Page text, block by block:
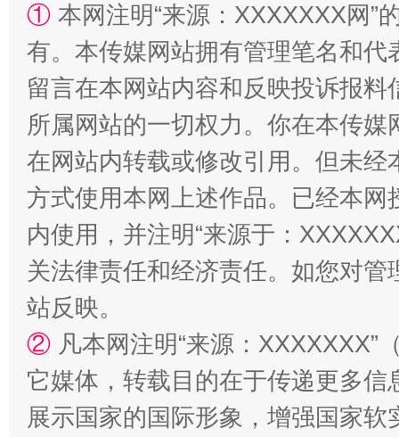
站台名比不上好声名
① 本网注明“来源：XXXXXXX网”
有。本传媒网站拥有管理笔名和
留言在本网站内容和反映投诉报
所属网站的一切权力。你在本传
在网站内转载或修改引用。但未
方式使用本网上述作品。已经本
内使用，并注明“来源于：
关法律责任和经济责任。如您对
站反映。
② 凡本网注明“来源：
它媒体，转载目的在于传递更多
展示国家的国际形象，增强国家